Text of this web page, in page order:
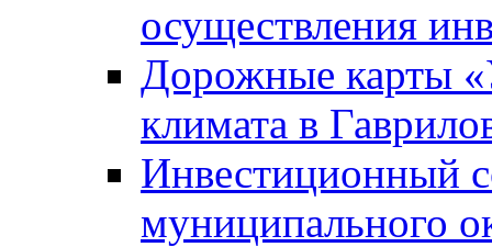
осуществления
Дорожные карты
климата в
Инвестиционный
муниципального